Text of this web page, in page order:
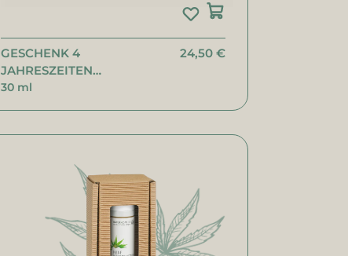
GESCHENK 4
JAHRESZEITEN
SAUNAÖLE
30 ml
24,50 €